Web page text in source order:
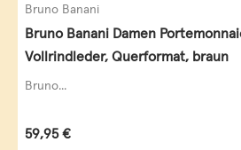
Bruno Banani
Bruno Banani Damen
Vollrindleder, Querformat, braun
Bruno...
Regulärer Preis:
59,95 €